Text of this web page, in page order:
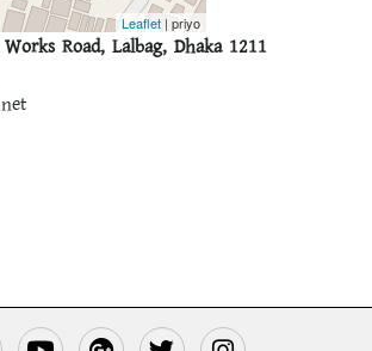
Leaflet | priyo
Road, Lalbag, Dhaka 1211